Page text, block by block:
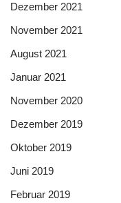
Dezember 2021
November 2021
August 2021
Januar 2021
November 2020
Dezember 2019
Oktober 2019
Juni 2019
Februar 2019